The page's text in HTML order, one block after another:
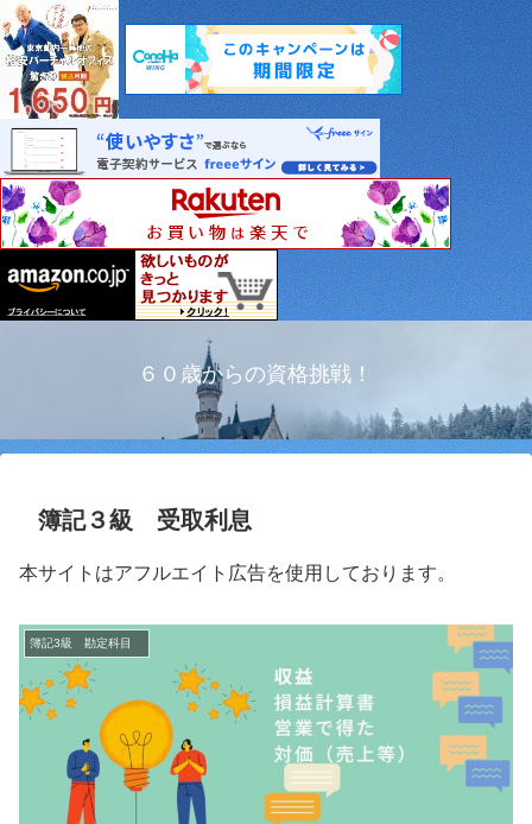
６０歳からの資格挑戦！
簿記３級 受取利息
本サイトはアフルエイト広告を使用しております。
簿記3級 勘定科目